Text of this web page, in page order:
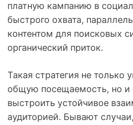
платную кампанию в
быстрого охвата,
контентом для поисковых
органический приток.
Такая стратегия не только
общую посещаемость, но и
выстроить устойчивое
аудиторией. Бывают